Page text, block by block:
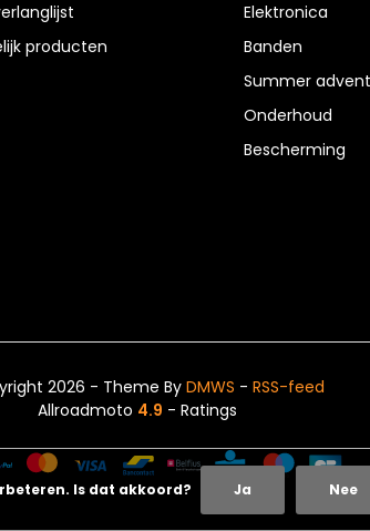
producten
Elektronica
Banden
Summer
Onderhoud
Bescherming
2026 - Theme ByDMWS -RSS-feed
Allroadmoto 4.9 - Ratings
Is dat akkoord? Ja Nee